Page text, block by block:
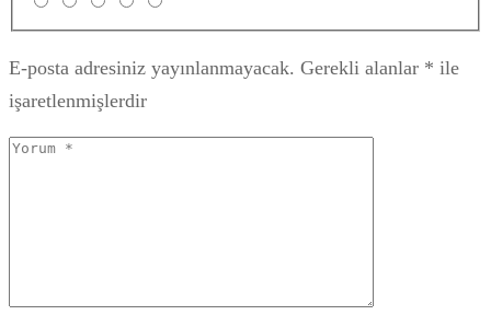
E-posta adresiniz yayınlanmayacak. Gerekli alanlar * ile
işaretlenmişlerdir